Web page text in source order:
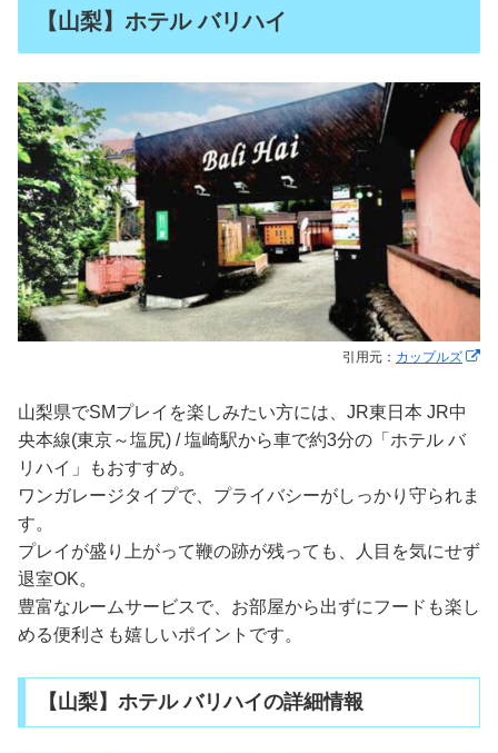
【山梨】ホテル バリハイ
引用元： カップルズ
山梨県でSMプレイを楽しみたい方には、JR東日本 JR中
央本線(東京～塩尻) / 塩崎駅から車で約3分の「ホテル バ
リハイ」もおすすめ。
ワンガレージタイプで、プライバシーがしっかり守られま
す。
プレイが盛り上がって鞭の跡が残っても、人目を気にせず
退室OK。
豊富なルームサービスで、お部屋から出ずにフードも楽し
める便利さも嬉しいポイントです。
【山梨】ホテル バリハイの詳細情報